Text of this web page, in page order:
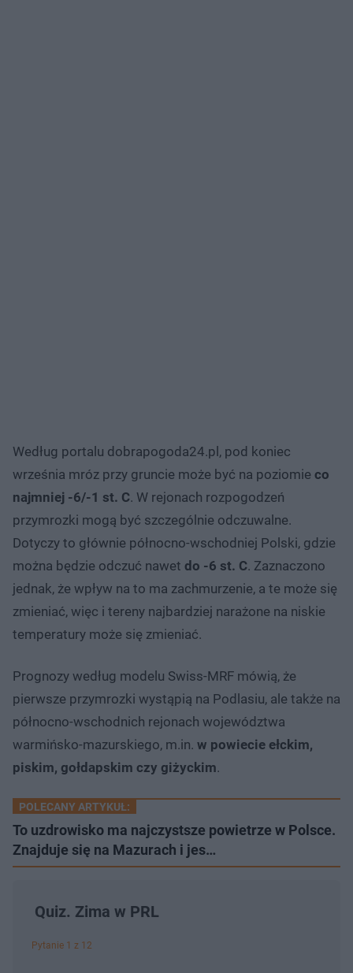
Według portalu dobrapogoda24.pl, pod koniec
września mróz przy gruncie może być na poziomie co
najmniej -6/-1 st. C. W rejonach rozpogodzeń
przymrozki mogą być szczególnie odczuwalne.
Dotyczy to głównie północno-wschodniej Polski, gdzie
można będzie odczuć nawet do -6 st. C. Zaznaczono
jednak, że wpływ na to ma zachmurzenie, a te może się
zmieniać, więc i tereny najbardziej narażone na niskie
temperatury może się zmieniać.
Prognozy według modelu Swiss-MRF mówią, że
pierwsze przymrozki wystąpią na Podlasiu, ale także na
północno-wschodnich rejonach województwa
warmińsko-mazurskiego, m.in. w powiecie ełckim,
piskim, gołdapskim czy giżyckim.
POLECANY ARTYKUŁ:
To uzdrowisko ma najczystsze powietrze w Polsce.
Znajduje się na Mazurach i jes…
Quiz. Zima w PRL
Pytanie 1 z 12